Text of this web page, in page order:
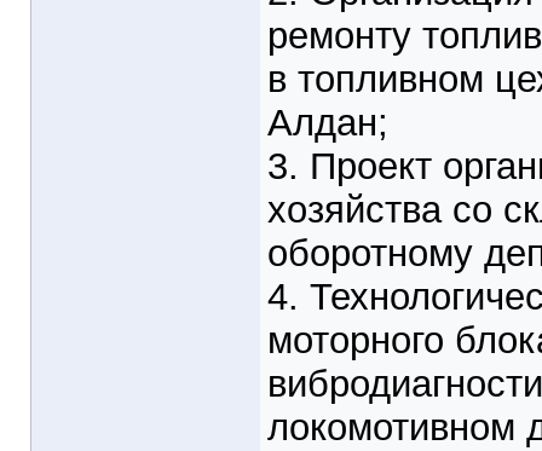
ремонту
в топливном
Алдан;
3. Проект
хозяйства со
оборотному
4.
моторного
локомотивном